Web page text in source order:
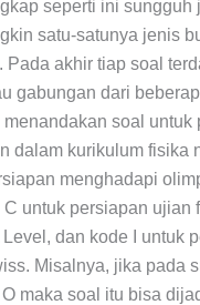
seperti ini sungguh
satu-satunya jenis
Pada akhir tiap soal
gabungan dari
soal untuk
dalam kurikulum fisika
menghadapi
untuk persiapan ujian
dan kode I untuk
Misalnya, jika pada
maka soal itu bisa